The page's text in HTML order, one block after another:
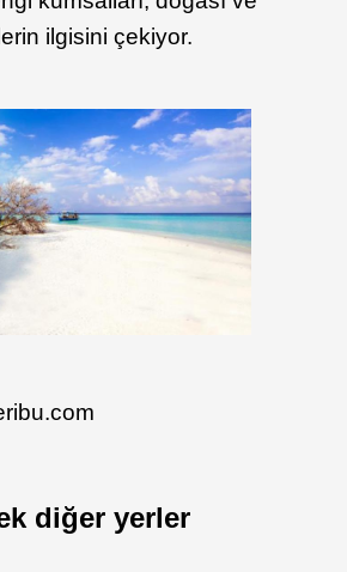
ilgisini çekiyor.
diğer yerler